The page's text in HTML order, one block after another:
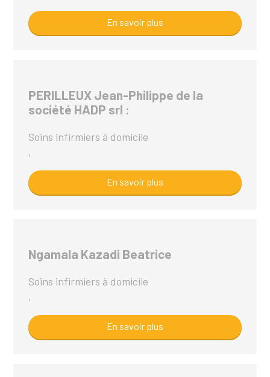
En savoir plus
PERILLEUX Jean-Philippe de la
société HADP srl :
Soins infirmiers à domicile
,
En savoir plus
Ngamala Kazadi Beatrice
Soins infirmiers à domicile
,
En savoir plus